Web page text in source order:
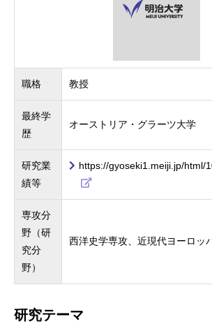
職格 教授
最終学
歴
オーストリア・グラーツ大学
研究業
績等
https://gyoseki1.meiji.jp/html/
専攻分
野（研
究分
野）
西洋史学専攻、近現代ヨーロッ
研究テーマ